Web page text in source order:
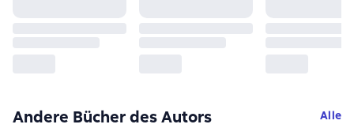
Andere Bücher des Autors Alle